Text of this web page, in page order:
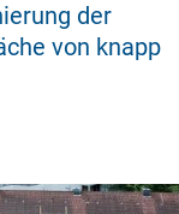
der
von knapp